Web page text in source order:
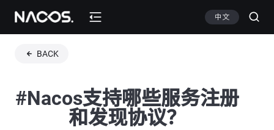
中文
BACK
#Nacos支持哪些服务注册
和发现协议？